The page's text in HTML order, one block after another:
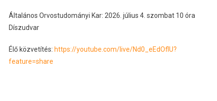
Általános Orvostudományi Kar: 2026. július 4. szombat 10 óra
Díszudvar
Élő közvetítés: https://youtube.com/live/Nd0_eEdOflU?
feature=share